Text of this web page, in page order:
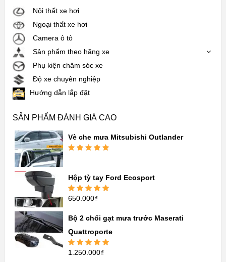
Nội thất xe hơi
Ngoại thất xe hơi
Camera ô tô
Sản phẩm theo hãng xe
Phụ kiện chăm sóc xe
Độ xe chuyên nghiệp
Hướng dẫn lắp đặt
SẢN PHẨM ĐÁNH GIÁ CAO
Vè che mưa Mitsubishi Outlander
sao
Hộp tỳ tay Ford Ecosport
Được xếp
sao
650.000₫
Bộ 2 chổi gạt mưa trước Maserati
Quattroporte
Được xếp
1.250.000₫